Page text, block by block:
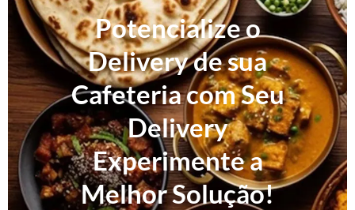
Potencialize o
Delivery de sua
Cafeteria com Seu
Delivery
Experimente a
Melhor Solução!